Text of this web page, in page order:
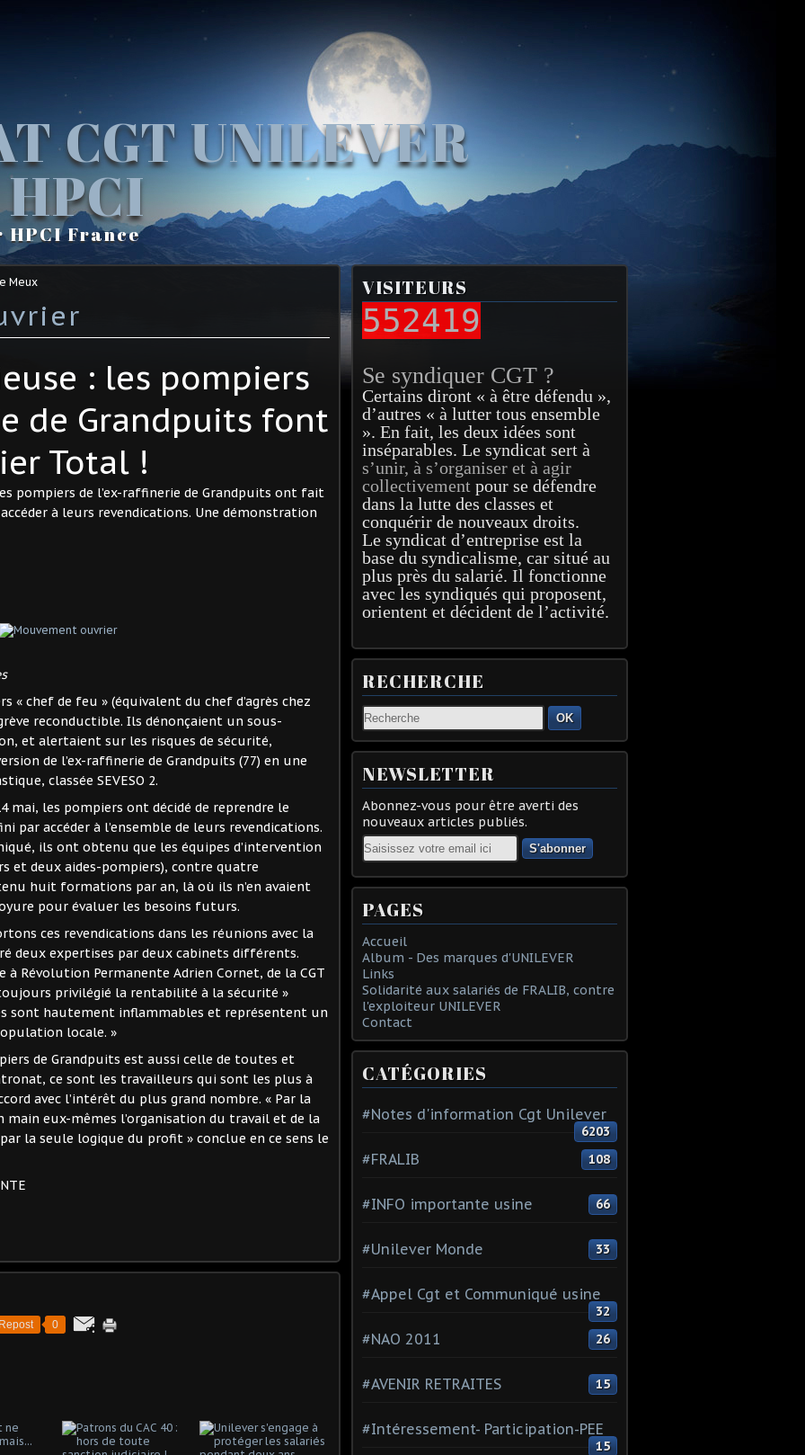
CGT UNILEVER
HPCI France
Meux
: les pompiers
de Grandpuits font
Total !
pompiers de l’ex-raffinerie de Grandpuits ont fait
à leurs revendications. Une démonstration
« chef de feu » (équivalent du chef d’agrès chez
reconductible. Ils dénonçaient un sous-
et alertaient sur les risques de sécurité,
de l’ex-raffinerie de Grandpuits (77) en une
classée SEVESO 2.
mai, les pompiers ont décidé de reprendre le
par accéder à l’ensemble de leurs revendications.
ils ont obtenu que les équipes d’intervention
et deux aides-pompiers), contre quatre
huit formations par an, là où ils n’en avaient
pour évaluer les besoins futurs.
ces revendications dans les réunions avec la
deux expertises par deux cabinets différents.
à Révolution Permanente Adrien Cornet, de la CGT
privilégié la rentabilité à la sécurité »
sont hautement inflammables et représentent un
locale. »
de Grandpuits est aussi celle de toutes et
ce sont les travailleurs qui sont les plus à
avec l’intérêt du plus grand nombre. « Par la
eux-mêmes l’organisation du travail et de la
la seule logique du profit » conclue en ce sens le
Repost 0
VISITEURS
552419
Se syndiquer CGT ?
Certains diront « à être défendu »,
d’autres « à lutter tous ensemble
». En fait, les deux idées sont
inséparables. Le syndicat sert à
s’unir, à s’organiser et à agir
collectivement pour se défendre
dans la lutte des classes et
conquérir de nouveaux droits.
Le syndicat d’entreprise est la
base du syndicalisme, car situé au
plus près du salarié. Il fonctionne
avec les syndiqués qui proposent,
orientent et décident de l’activité.
RECHERCHE
OK
NEWSLETTER
Abonnez-vous pour être averti des
nouveaux articles publiés.
Email
PAGES
Accueil
Album - Des marques d'UNILEVER
Links
Solidarité aux salariés de FRALIB, contre
l'exploiteur UNILEVER
Contact
CATÉGORIES
#Notes d'information Cgt Unilever
6203
#FRALIB 108
#INFO importante usine 66
#Unilever Monde 33
#Appel Cgt et Communiqué usine
32
#NAO 2011 26
#AVENIR RETRAITES 15
#Intéressement- Participation-PEE
15